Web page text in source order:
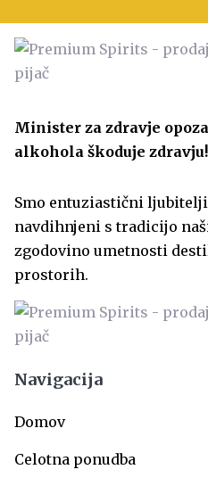
Minister za zdravje
alkohola škoduje zdravju!
Smo entuziastični
navdihnjeni s tradicijo
zgodovino umetnosti
prostorih.
Navigacija
Domov
Celotna ponudba